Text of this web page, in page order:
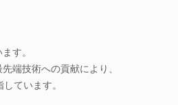
す。
端技術への貢献により、
ています。